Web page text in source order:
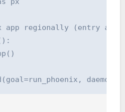
app regionally (entry at